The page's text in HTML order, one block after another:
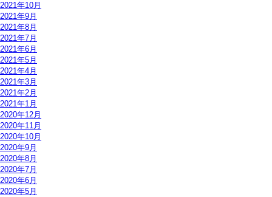
2021年10月
2021年9月
2021年8月
2021年7月
2021年6月
2021年5月
2021年4月
2021年3月
2021年2月
2021年1月
2020年12月
2020年11月
2020年10月
2020年9月
2020年8月
2020年7月
2020年6月
2020年5月